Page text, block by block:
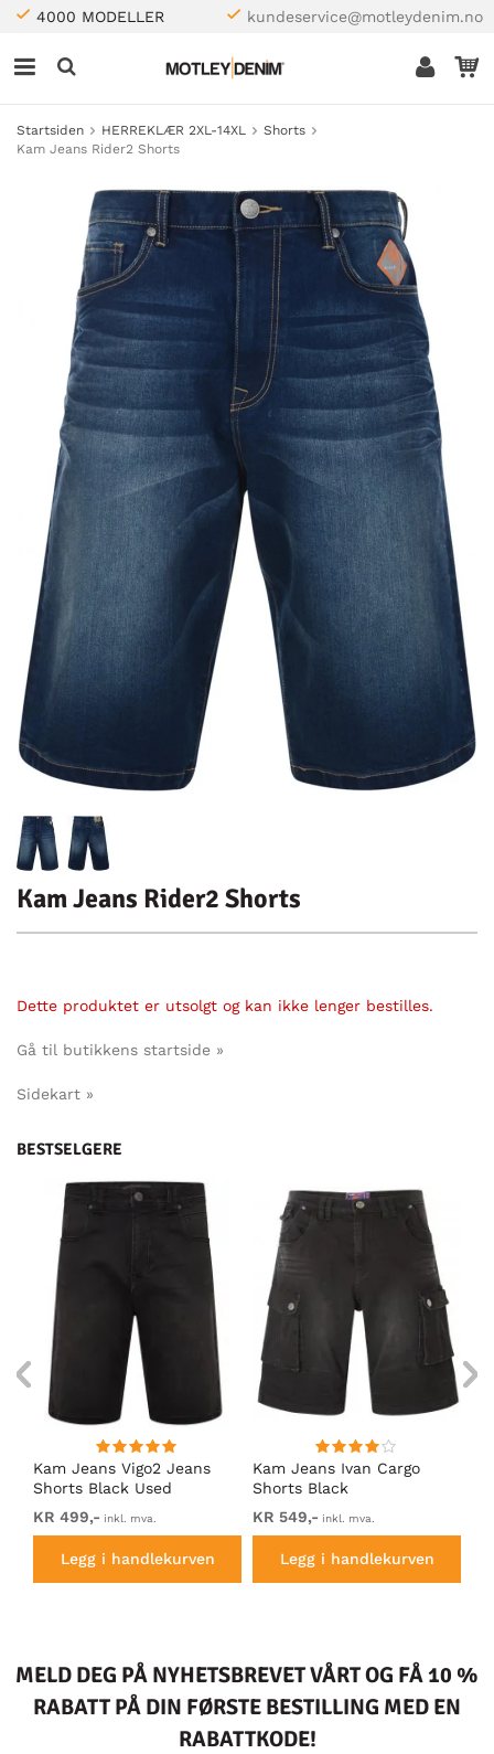
4000 MODELLER kundeservice@motleydenim.no
Startsiden HERREKLÆR 2XL-14XL
Shorts
Kam Jeans Rider2 Shorts
Kam Jeans Rider2 Shorts
Dette produktet er utsolgt og kan ikke lenger bestilles.
Gå til butikkens startside »
Sidekart »
BESTSELGERE
Kam Jeans Vigo2 Jeans
Shorts Black Used
KR 499,- inkl. mva.
Legg i handlekurven
Kam Jeans Ivan Cargo
Shorts Black
KR 549,- inkl. mva.
Legg i handlekurven
MELD DEG PÅ NYHETSBREVET VÅRT OG FÅ 10 %
RABATT PÅ DIN FØRSTE BESTILLING MED EN
RABATTKODE!